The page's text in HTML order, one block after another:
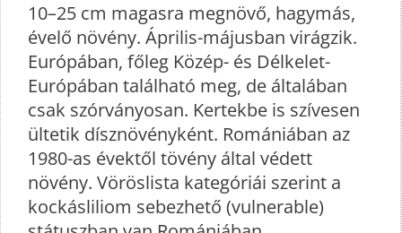
10–25 cm magasra megnövő, hagymás,
évelő növény. Április-májusban virágzik.
Európában, főleg Közép- és Délkelet-
Európában található meg, de általában
csak szórványosan. Kertekbe is szívesen
ültetik dísznövényként. Romániában az
1980-as évektől tövény által védett
növény. Vöröslista kategóriái szerint a
kockásliliom sebezhető (vulnerable)